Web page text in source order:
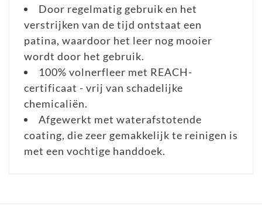
Door regelmatig gebruik en het
verstrijken van de tijd ontstaat een
patina, waardoor het leer nog mooier
wordt door het gebruik.
100% volnerfleer met REACH-
certificaat - vrij van schadelijke
chemicaliën.
Afgewerkt met waterafstotende
coating, die zeer gemakkelijk te reinigen is
met een vochtige handdoek.